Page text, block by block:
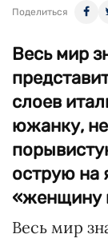
Поделиться
Весь мир
слоев
южанку,
острую на
«женщину
Весь мир